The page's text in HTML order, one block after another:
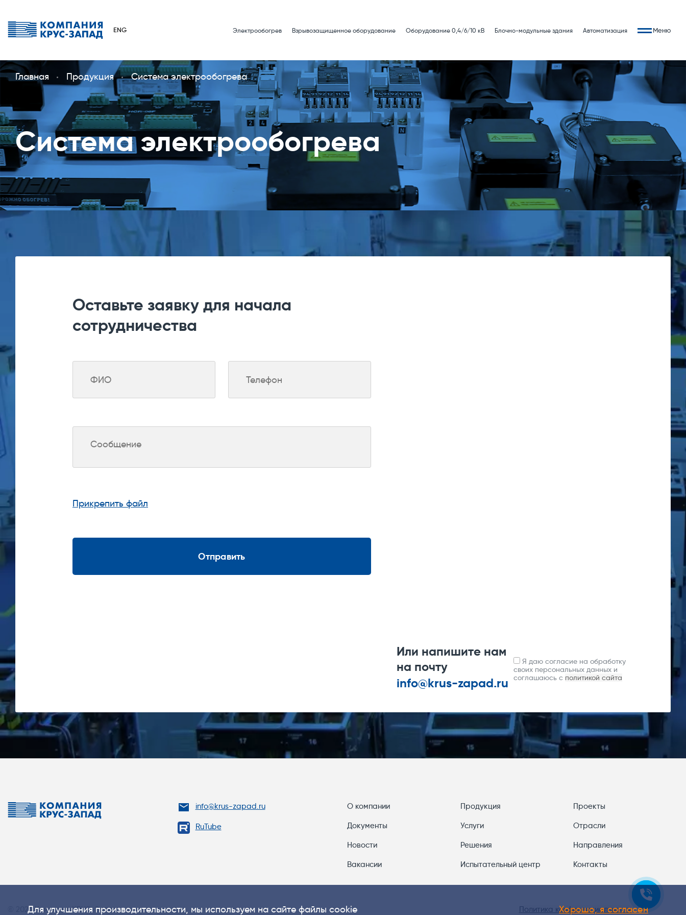
ENG Электрообогрев Взрывозащищенное оборудование Оборудование 0,4/6/10 кВ Блочно-модульные здания Автоматизация Меню
Главная Продукция Система электрообогрева
Система электрообогрева
Оставьте заявку для начала
сотрудничества
Прикрепить файл
Отправить
Или напишите нам
на почту
info@krus-zapad.ru
Я даю согласие на обработку
своих персональных данных и
соглашаюсь с политикой сайта
info@krus-zapad.ru
RuTube
О компании
Документы
Новости
Вакансии
Продукция
Услуги
Решения
Испытательный центр
Проекты
Отрасли
Направления
Контакты
© 2026 Компания КРУС-Запад Политика конфиденциальности
Для улучшения производительности, мы используем на сайте файлы cookie Хорошо, я согласен